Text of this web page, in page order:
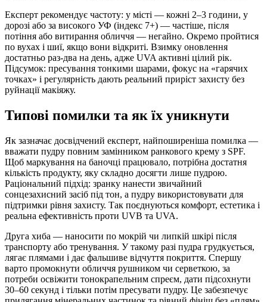
Експерт рекомендує частоту: у місті — кожні 2–3 години, у
дорозі або за високого УФ (індекс 7+) — частіше, після
потіння або витирання обличчя — негайно. Окремо пройтися
по вухах і шиї, якщо вони відкриті. Взимку оновлення
достатньо раз-два на день, адже UVA активні цілий рік.
Підсумок: пресування тонкими шарами, фокус на «гарячих
точках» і регулярність дають реальний приріст захисту без
руйнації макіяжу.
Типові помилки та як їх уникнути
Як зазначає досвідчений експерт, найпоширеніша помилка —
вважати пудру повним замінником ранкового крему з SPF.
Щоб маркування на баночці працювало, потрібна достатня
кількість продукту, яку складно досягти лише пудрою.
Раціональний підхід: зранку нанести звичайний
сонцезахисний засіб під тон, а пудру використовувати для
підтримки рівня захисту. Так поєднуються комфорт, естетика і
реальна ефективність проти UVB та UVA.
Друга хиба — наносити по мокрій чи липкій шкірі після
транспорту або тренування. У такому разі пудра грудкується,
лягає плямами і дає фальшиве відчуття покриття. Спершу
варто промокнути обличчя рушником чи серветкою, за
потреби освіжити тонокрапельним спреєм, дати підсохнути
30–60 секунд і тільки потім пресувати пудру. Це забезпечує